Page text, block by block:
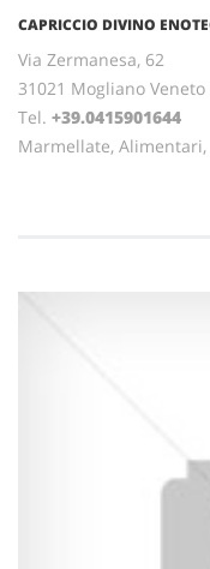
CAPRICCIO DIVINO
Via Zermanesa, 62
31021 Mogliano Veneto
Tel. +39.0415901644
Marmellate,